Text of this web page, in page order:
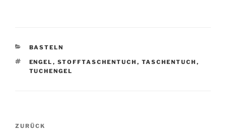
KATEGORIEN
BASTELN
SCHLAGWÖRTER
ENGEL , STOFFTASCHENTUCH , TASCHENTUCH ,
TUCHENGEL
Beitragsnavigation
Vorheriger
ZURÜCK